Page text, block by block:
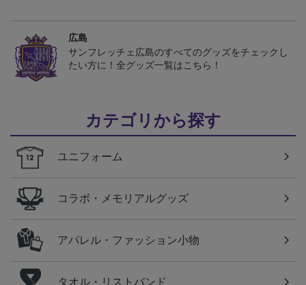
広島
サンフレッチェ広島のすべてのグッズをチェックし
たい方に！全グッズ一覧はこちら！
カテゴリから探す
ユニフォーム
コラボ・メモリアルグッズ
アパレル・ファッション小物
タオル・リストバンド